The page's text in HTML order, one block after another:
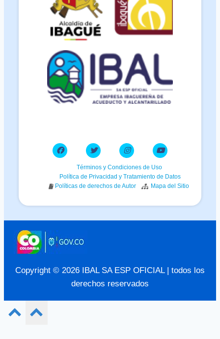
Términos y Condiciones de Uso
Política de Privacidad y Tratamiento de Datos
Políticas de derechos de Autor
Mapa del Sitio
Copyright © 2026 IBAL SA ESP OFICIAL | todos los
derechos reservados